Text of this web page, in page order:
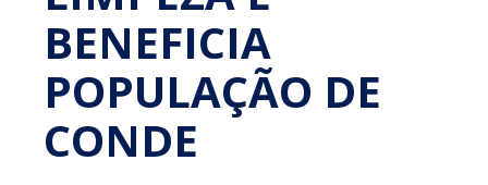
BENEFICIA
POPULAÇÃO DE
CONDE